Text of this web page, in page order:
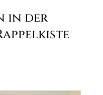
in der